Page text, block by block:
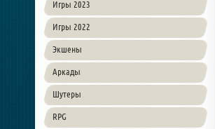
Игры 2023
Игры 2022
Экшены
Аркады
Шутеры
RPG